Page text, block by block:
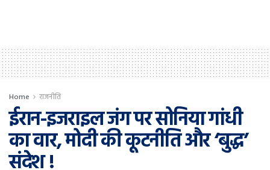
Home राजनीति
ईरान-इजराइल जंग पर सोनिया गांधी
का वार, मोदी की कूटनीति और ‘बुद्ध’
संदेश !